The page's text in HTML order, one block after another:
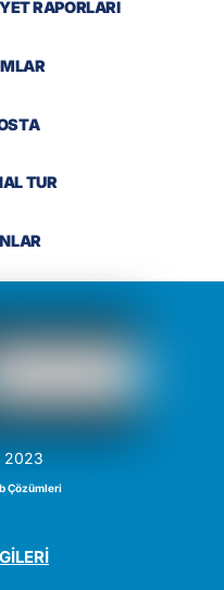
RAPORLARI
TUR
2023
Çözümleri